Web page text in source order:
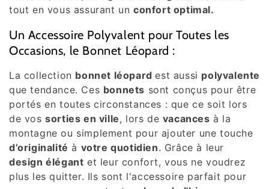
tout en vous assurant un confort optimal.
Un Accessoire Polyvalent pour Toutes les
Occasions, le Bonnet Léopard :
La collection bonnet léopardest aussi polyvalente
que tendance. Ces bonnets sont conçus pour être
portés en toutes circonstances : que ce soit lors
de vossorties en ville, lors de vacances à la
montagne ou simplement pour ajouter une touche
d’originalité à votre quotidien. Grâce à leur
design élégant et leur confort, vous ne voudrez
plus les quitter. Ils sont l'accessoire parfait pour